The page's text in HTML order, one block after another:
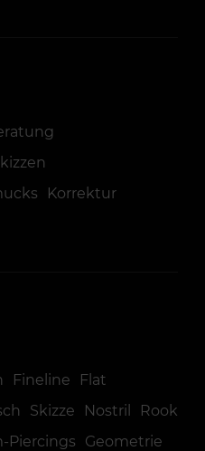
Korrektur
Fineline
Flat
Skizze Nostril
Rook
Piercings
Geometrie